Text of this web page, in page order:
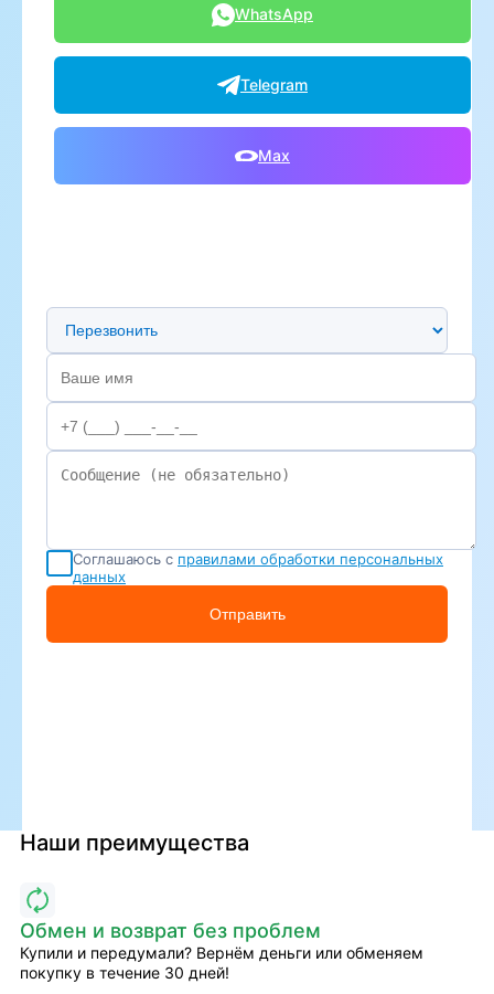
WhatsApp
Telegram
Max
Предпочтительный способ связи
Соглашаюсь с правилами обработки персональных
данных
Отправить
Наши преимущества
Обмен и возврат без проблем
Купили и передумали? Вернём деньги или обменяем
покупку в течение 30 дней!